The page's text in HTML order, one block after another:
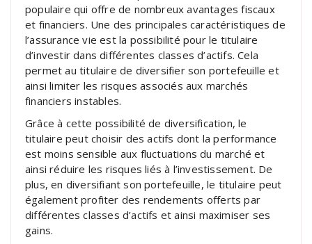
populaire qui offre de nombreux avantages fiscaux
et financiers. Une des principales caractéristiques de
l’assurance vie est la possibilité pour le titulaire
d’investir dans différentes classes d’actifs. Cela
permet au titulaire de diversifier son portefeuille et
ainsi limiter les risques associés aux marchés
financiers instables.
Grâce à cette possibilité de diversification, le
titulaire peut choisir des actifs dont la performance
est moins sensible aux fluctuations du marché et
ainsi réduire les risques liés à l’investissement. De
plus, en diversifiant son portefeuille, le titulaire peut
également profiter des rendements offerts par
différentes classes d’actifs et ainsi maximiser ses
gains.